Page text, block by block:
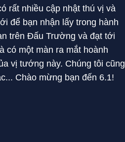
rất nhiều cập nhật thú vị và
để bạn nhận lấy trong hành
trên Đấu Trường và đạt tới
có một màn ra mắt hoành
vị tướng này. Chúng tôi cũng
Chào mừng bạn đến 6.1!